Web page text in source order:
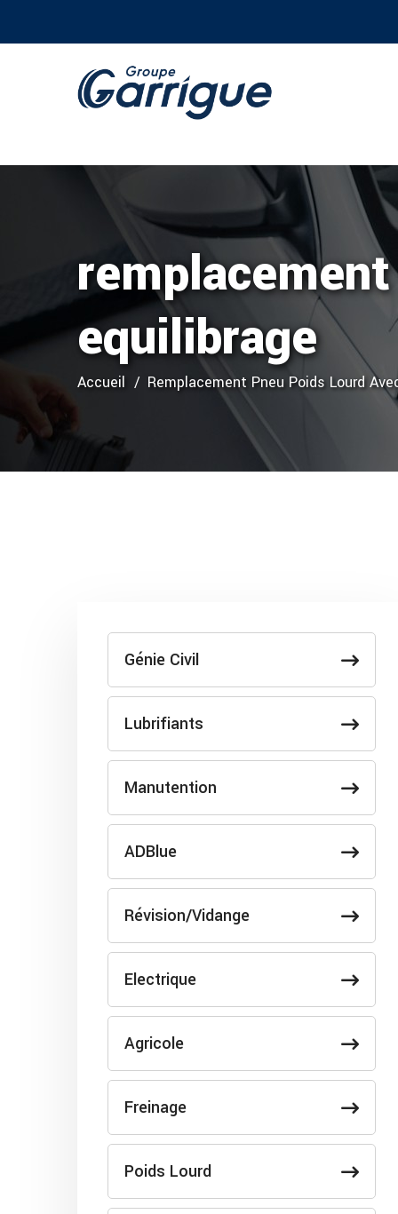
equilibrage
Accueil Remplacement Pneu Poids Lourd
Génie Civil
Lubrifiants
Manutention
ADBlue
Révision/Vidange
Electrique
Agricole
Freinage
Poids Lourd